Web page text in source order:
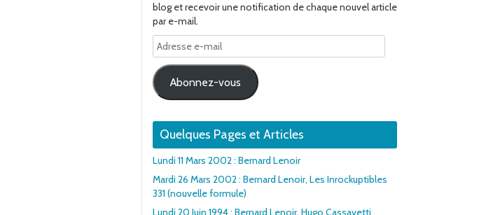
blog et recevoir une notification de chaque nouvel article
par e-mail.
Adresse
e-
mail
Abonnez-vous
Quelques Pages et Articles
Lundi 11 Mars 2002 : Bernard Lenoir
Mardi 26 Mars 2002 : Bernard Lenoir, Les Inrockuptibles
331 (nouvelle formule)
Lundi 20 Juin 1994 : Bernard Lenoir, Hugo Cassavetti